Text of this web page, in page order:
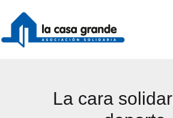
contenido
La cara